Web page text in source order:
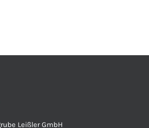
Leißler GmbH